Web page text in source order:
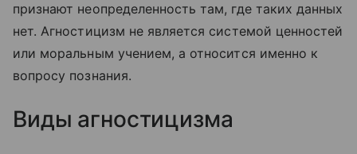
признают неопределенность там, где таких данных
нет. Агностицизм не является системой ценностей
или моральным учением, а относится именно к
вопросу познания.
Виды агностицизма